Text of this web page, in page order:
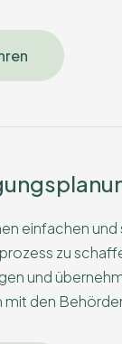
einfachen
zu
und
mit den